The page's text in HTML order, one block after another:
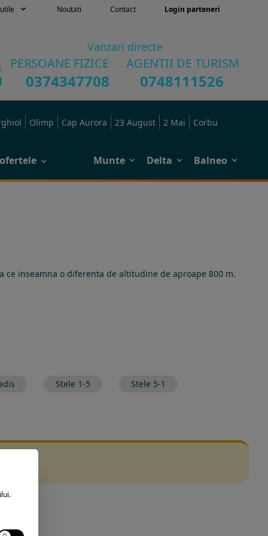
Noutati Contact Login parteneri
Vanzari directe
PERSOANE FIZICE AGENTII DE TURISM
0374347708 0748111526
Olimp Cap Aurora 23 August 2 Mai Corbu
Munte Delta Balneo
inseamna o diferenta de altitudine de aproape 800 m.
Stele 1-5 Stele 5-1